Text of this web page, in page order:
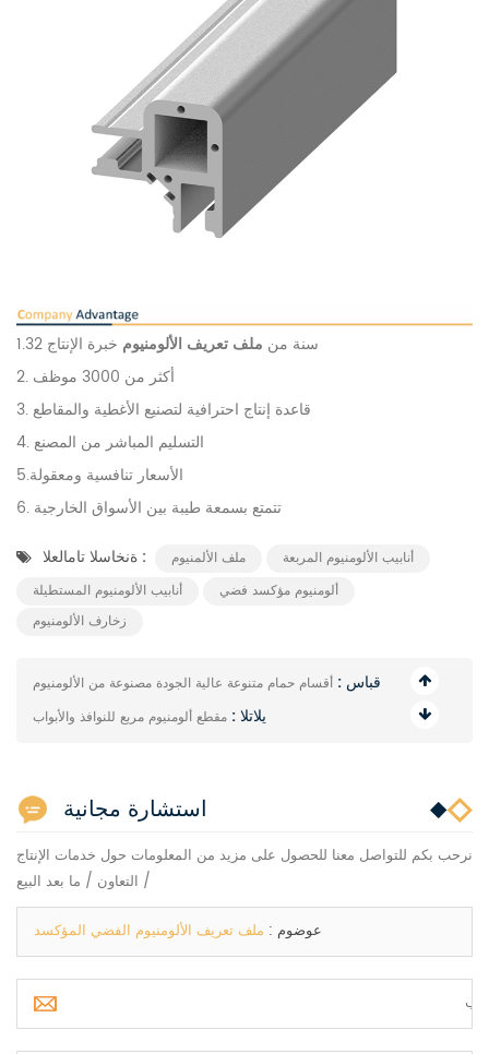
1.32 سنة من ملف تعريف الألومنيوم خبرة الإنتاج
2. أكثر من 3000 موظف
3. قاعدة إنتاج احترافية لتصنيع الأغطية والمقاطع
4. التسليم المباشر من المصنع
5.الأسعار تنافسية ومعقولة
6. تتمتع بسمعة طيبة بين الأسواق الخارجية
ةنخاسلا تامالعلا :
ملف الألمنيوم
أنابيب الألومنيوم المربعة
أنابيب الألومنيوم المستطيلة
ألومنيوم مؤكسد فضي
زخارف الألومنيوم
قباس : أقسام حمام متنوعة عالية الجودة مصنوعة من الألومنيوم
يلاتلا : مقطع ألومنيوم مربع للنوافذ والأبواب
استشارة مجانية
نرحب بكم للتواصل معنا للحصول على مزيد من المعلومات حول خدمات الإنتاج
/ التعاون / ما بعد البيع
عوضوم : ملف تعريف الألومنيوم الفضي المؤكسد